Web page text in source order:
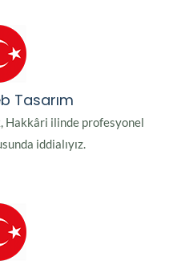
Tasarım
Hakkâri ilinde profesyonel
iddialıyız.